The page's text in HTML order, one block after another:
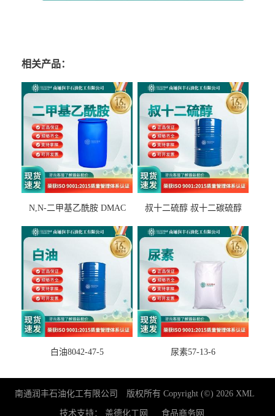
相关产品：
N,N-二甲基乙酰胺 DMAC
叔十二硫醇 叔十二碳硫醇
白油8042-47-5 尿素57-13-6
南通润丰石油化工有限公司 版权所有 Copyright (©) 2026 XML
技术支持： 盖德化工网 食品商务网